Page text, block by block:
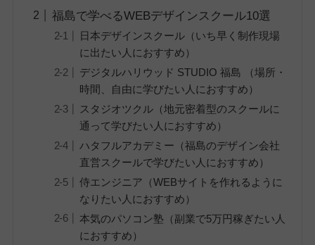
福島で学べるWEBデザインスクール10選
日本デザインスクール（いち早く制作現場
に出たい人におすすめ）
デジタルハリウッド STUDIO 福島 （場所・
時間、自由に学びたい人におすすめ）
スタジオツクル（地元密着型のスクールに
通って学びたい人におすすめ）
ハタフルアカデミー（福島のデザイン会社
直営スクールで学びたい人におすすめ）
侍エンジニア（WEBサイトを作れるように
なりたい人におすすめ）
本気のパソコン塾（副業で5万円稼ぎたい人
におすすめ）